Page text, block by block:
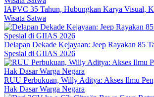
IAPVC 35 Tahun, Hubungkan Karya Visual,
Wisata Satwa
Delapan Dekade Kejayaan: Jeep Rayakan 85
Spesial di GIIAS 2026
RUU Perbukuan, Willy Aditya: Akses Ilmu
Hak Dasar Warga Negara